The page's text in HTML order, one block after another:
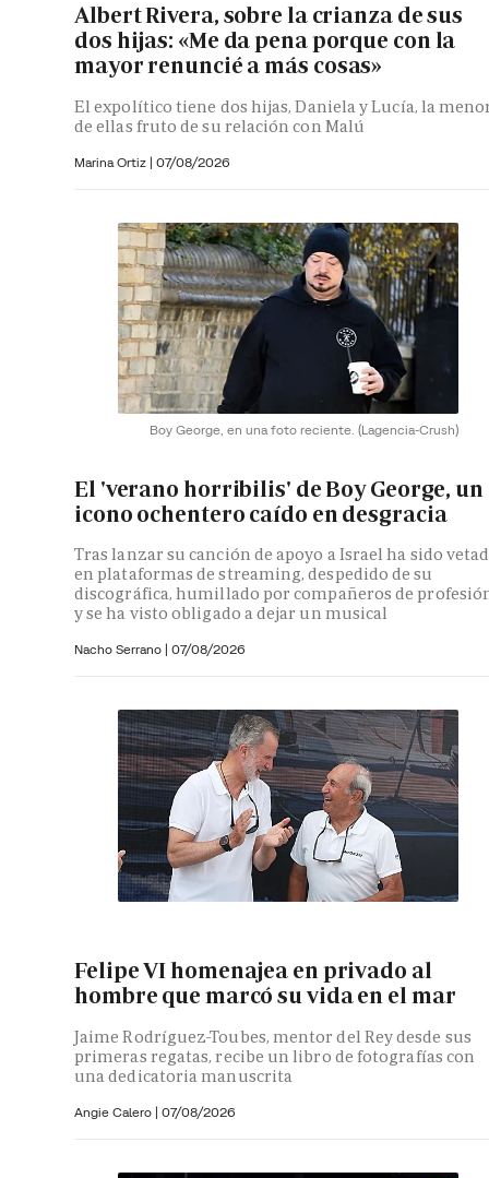
Albert Rivera, sobre la crianza de sus
dos hijas: «Me da pena porque con la
mayor renuncié a más cosas»
El expolítico tiene dos hijas, Daniela y Lucía, la
de ellas fruto de su relación con Malú
Marina Ortiz | 07/08/2026
Boy George, en una foto reciente. (Lagencia-Crush)
El 'verano horribilis' de Boy George, un
icono ochentero caído en desgracia
Tras lanzar su canción de apoyo a Israel ha sido
en plataformas de streaming, despedido de su
discográfica, humillado por compañeros de
y se ha visto obligado a dejar un musical
Nacho Serrano | 07/08/2026
Felipe VI homenajea en privado al
hombre que marcó su vida en el mar
Jaime Rodríguez-Toubes, mentor del Rey desde sus
primeras regatas, recibe un libro de fotografías con
una dedicatoria manuscrita
Angie Calero | 07/08/2026